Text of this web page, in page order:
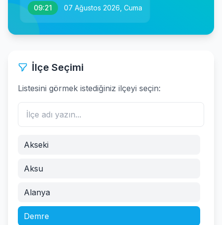
09:21 07 Ağustos 2026, Cuma
İlçe Seçimi
Listesini görmek istediğiniz ilçeyi seçin:
Akseki
Aksu
Alanya
Demre